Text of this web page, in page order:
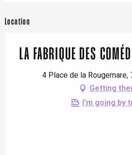
Location
LA FABRIQUE DES
4 Place de la Rougemare,
Getting
I'm going by